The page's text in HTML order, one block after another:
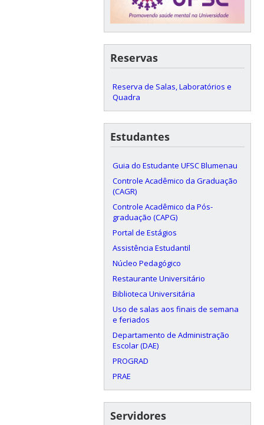
Reservas
Reserva de Salas, Laboratórios e
Quadra
Estudantes
Guia do Estudante UFSC Blumenau
Controle Acadêmico da Graduação
(CAGR)
Controle Acadêmico da Pós-
graduação (CAPG)
Portal de Estágios
Assistência Estudantil
Núcleo Pedagógico
Restaurante Universitário
Biblioteca Universitária
Uso de salas aos finais de semana
e feriados
Departamento de Administração
Escolar (DAE)
PROGRAD
PRAE
Servidores